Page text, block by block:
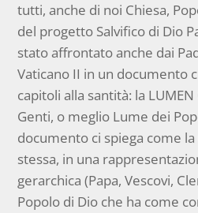
tutti, anche di noi Chiesa,
del progetto Salvifico di Dio
stato affrontato anche dai
Vaticano II in un documento
capitoli alla santità: la
Genti, o meglio Lume dei
documento ci spiega come
stessa, in una
gerarchica (Papa, Vescovi,
Popolo di Dio che ha come